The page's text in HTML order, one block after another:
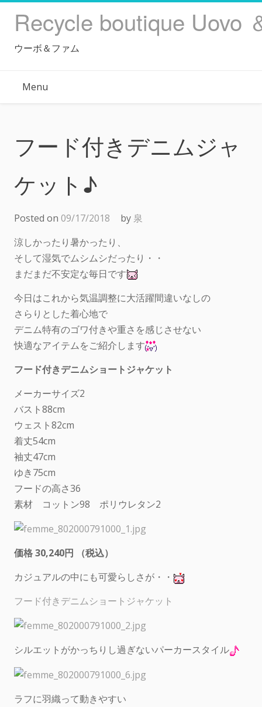
Recycle boutique Uovo
ウーボ＆ファム
Menu
フード付きデニムジャ
ケット♪
Posted on 09/17/2018 by 泉
涼しかったり暑かったり、
そして湿気でムシムシだったり・・
まだまだ不安定な毎日です
今日はこれから気温調整に大活躍間違いなしの
さらりとした着心地で
デニム特有のゴワ付きや重さを感じさせない
快適なアイテムをご紹介します
フード付きデニムショートジャケット
メーカーサイズ2
バスト88cm
ウェスト82cm
着丈54cm
袖丈47cm
ゆき75cm
フードの高さ36
素材 コットン98 ポリウレタン2
価格 30,240円 （税込）
カジュアルの中にも可愛らしさが・・
フード付きデニムショートジャケット
シルエットがかっちりし過ぎないパーカースタイル
ラフに羽織って動きやすい